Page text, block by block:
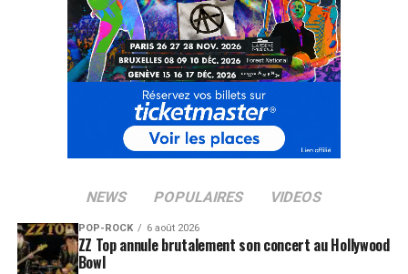
NEWS POPULAIRES VIDEOS
POP-ROCK 6 août 2026
ZZ Top annule brutalement son concert au Hollywood
Bowl